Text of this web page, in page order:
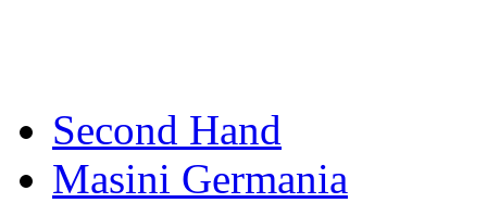
Second Hand
Masini Germania